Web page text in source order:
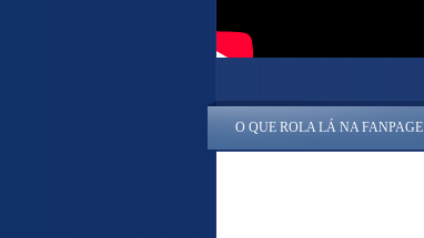
O QUE ROLA LÁ NA FANPAGE